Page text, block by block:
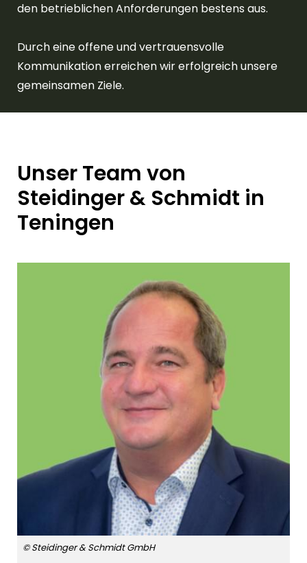
den betrieblichen Anforderungen bestens aus.
Durch eine offene und vertrauensvolle
Kommunikation erreichen wir erfolgreich unsere
gemeinsamen Ziele.
Unser Team von
Steidinger & Schmidt in
Teningen
© Steidinger & Schmidt GmbH